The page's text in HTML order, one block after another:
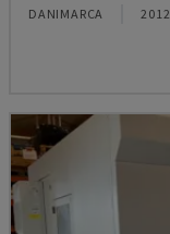
DANIMARCA 2012